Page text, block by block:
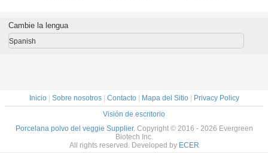
jugo de
liofilizado
Cambie la lengua
Spanish
Inicio| Sobre nosotros| Contacto| Mapa del Sitio| Privacy Policy
Visión de escritorio
Porcelana polvo del veggie Supplier. Copyright © 2016 - 2026 Evergreen
Biotech Inc.
All rights reserved. Developed by ECER